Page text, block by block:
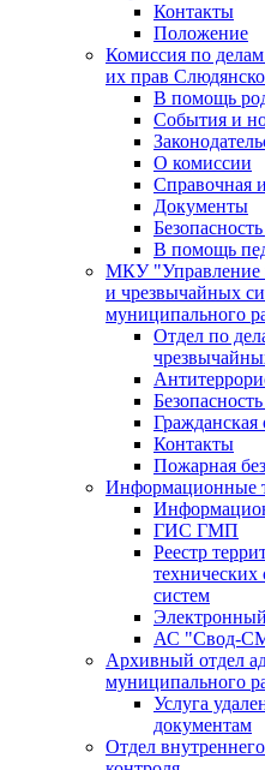
Контакты
Положение
Комиссия по
их прав
В помощь
События и
О комиссии
Справочная
Документы
В помощь
МКУ "Управление
и чрезвычайных
муниципального
Отдел по
Гражданская
Контакты
Пожарная
Информационные
ГИС ГМП
Реестр
систем
АС "Свод-
Архивный отдел
муниципального
Услуга
документам
Отдел